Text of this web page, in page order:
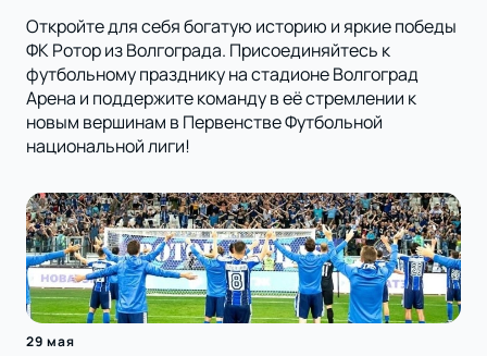
Откройте для себя богатую историю и яркие победы
ФК Ротор из Волгограда. Присоединяйтесь к
футбольному празднику на стадионе Волгоград
Арена и поддержите команду в её стремлении к
новым вершинам в Первенстве Футбольной
национальной лиги!
29 мая